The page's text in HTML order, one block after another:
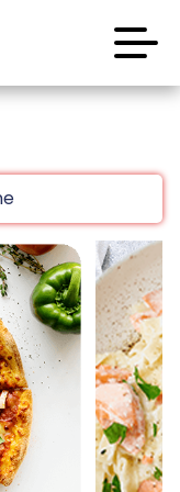
5 jours
€ d’achat sur
5 jours
€ d’achat sur
5 jours